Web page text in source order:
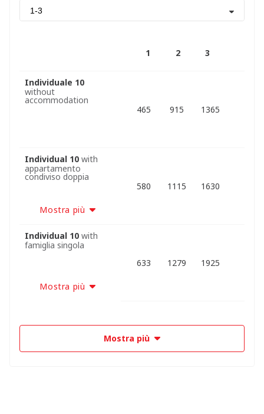
1-3
Individuale 10
without
accommodation
Individual 10with
appartamento
condiviso doppia
Mostra più
Individual 10with
famiglia singola
Mostra più
1 2 3
465 915 1365
580 1115 1630
633 1279 1925
Mostra più